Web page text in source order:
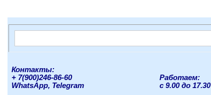
Контакты:
+ 7(900)246-86-60
WhatsApp, Telegram
Работаем:
с 9.00 до 17.30